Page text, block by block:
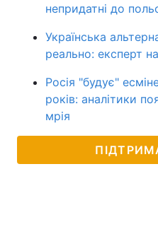
непридатні до
Українська
реально: експерт
Росія "будує"
років: аналітики
мрія